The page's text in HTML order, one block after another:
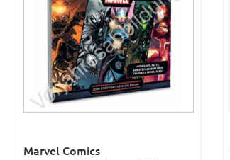
Marvel Comics